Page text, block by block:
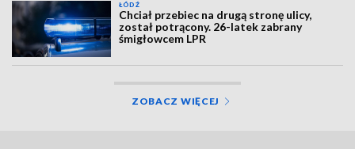
ŁÓDŹ
Chciał przebiec na drugą stronę ulicy,
został potrącony. 26-latek zabrany
śmigłowcem LPR
ZOBACZ WIĘCEJ